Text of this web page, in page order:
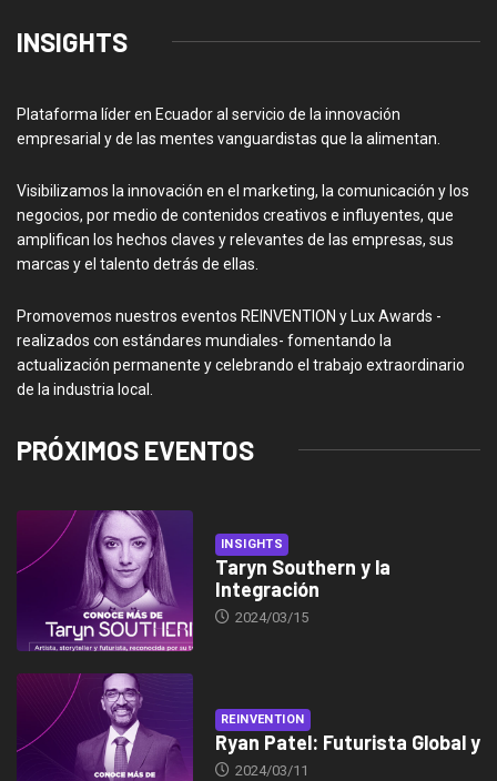
INSIGHTS
Plataforma líder en Ecuador al servicio de la innovación
empresarial y de las mentes vanguardistas que la alimentan.
Visibilizamos la innovación en el marketing, la comunicación y los
negocios, por medio de contenidos creativos e influyentes, que
amplifican los hechos claves y relevantes de las empresas, sus
marcas y el talento detrás de ellas.
Promovemos nuestros eventos REINVENTION y Lux Awards -
realizados con estándares mundiales- fomentando la
actualización permanente y celebrando el trabajo extraordinario
de la industria local.
PRÓXIMOS EVENTOS
INSIGHTS
Taryn Southern y la
Integración
2024/03/15
REINVENTION
Ryan Patel: Futurista Global y
2024/03/11